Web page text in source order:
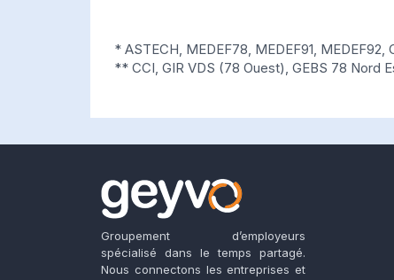
* ASTECH, MEDEF78, MEDEF91, MEDEF92,
** CCI, GIR VDS (78 Ouest), GEBS 78 Nord
Groupement d’employeurs
spécialisé dans le temps partagé.
Nous connectons les entreprises et